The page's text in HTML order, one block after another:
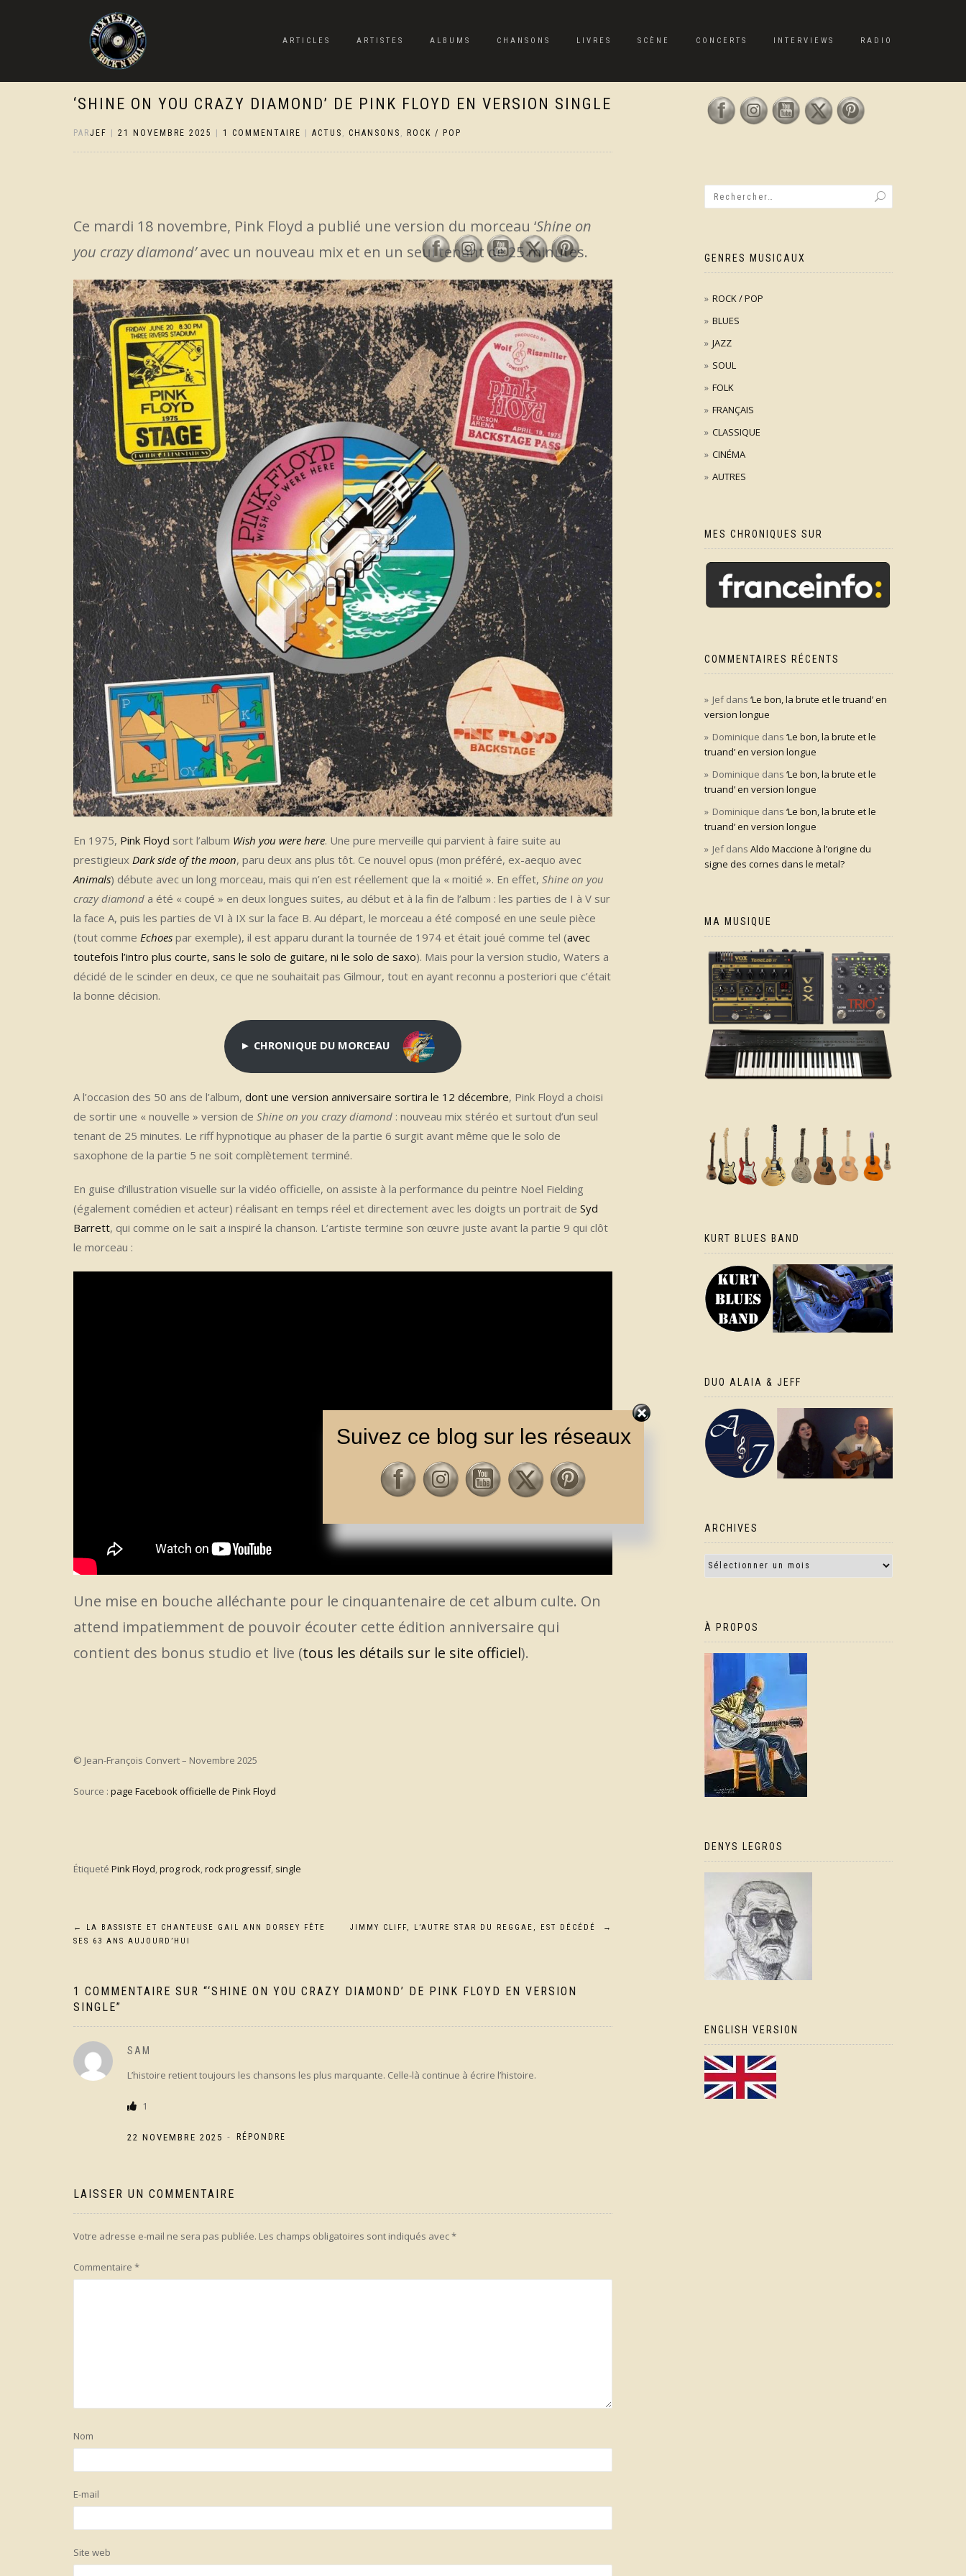
ARTICLES ARTISTES ALBUMS CHANSONS LIVRES SCÈNE CONCERTS INTERVIEWS RADIO
‘SHINE ON YOU CRAZY DIAMOND’ DE PINK FLOYD EN VERSION SINGLE
PARJEF 21 NOVEMBRE 2025 1 COMMENTAIRE ACTUS , CHANSONS , ROCK / POP
Ce mardi 18 novembre, Pink Floyd a publié une version du morceau ‘Shine on
you crazy diamond’avec un nouveau mix et en un seul tenant de 25 minutes.
En 1975, Pink Floyd sort l’album Wish you were here. Une pure merveille qui parvient à faire suite au
prestigieux Dark side of the moon, paru deux ans plus tôt. Ce nouvel opus (mon préféré, ex-aequo avec
Animals) débute avec un long morceau, mais qui n’en est réellement que la « moitié ». En effet, Shine on you
crazy diamond a été « coupé » en deux longues suites, au début et à la fin de l’album : les parties de I à V sur
la face A, puis les parties de VI à IX sur la face B. Au départ, le morceau a été composé en une seule pièce
(tout comme Echoes par exemple), il est apparu durant la tournée de 1974 et était joué comme tel (avec
toutefois l’intro plus courte, sans le solo de guitare, ni le solo de saxo). Mais pour la version studio, Waters a
décidé de le scinder en deux, ce que ne souhaitait pas Gilmour, tout en ayant reconnu a posteriori que c’était
la bonne décision.
► CHRONIQUE DU MORCEAU
A l’occasion des 50 ans de l’album, dont une version anniversaire sortira le 12 décembre, Pink Floyd a choisi
de sortir une « nouvelle » version de Shine on you crazy diamond : nouveau mix stéréo et surtout d’un seul
tenant de 25 minutes. Le riff hypnotique au phaser de la partie 6 surgit avant même que le solo de
saxophone de la partie 5 ne soit complètement terminé.
En guise d’illustration visuelle sur la vidéo officielle, on assiste à la performance du peintre Noel Fielding
(également comédien et acteur) réalisant en temps réel et directement avec les doigts un portrait de Syd
Barrett, qui comme on le sait a inspiré la chanson. L’artiste termine son œuvre juste avant la partie 9 qui clôt
le morceau :
Une mise en bouche alléchante pour le cinquantenaire de cet album culte. On
attend impatiemment de pouvoir écouter cette édition anniversaire qui
contient des bonus studio et live (tous les détails sur le site officiel).
© Jean-François Convert – Novembre 2025
Source : page Facebook officielle de Pink Floyd
Étiqueté Pink Floyd,prog rock,rock progressif, single
Navigation
l’article
←
LA BASSISTE ET CHANTEUSE GAIL ANN DORSEY FÊTE
SES 63 ANS AUJOURD’HUI
JIMMY CLIFF, L’AUTRE STAR DU REGGAE, EST DÉCÉDÉ →
1 COMMENTAIRE SUR “‘SHINE ON YOU CRAZY DIAMOND’ DE PINK FLOYD EN VERSION
SINGLE”
SAM
L’histoire retient toujours les chansons les plus marquante. Celle-là continue à écrire l’histoire.
1
22 NOVEMBRE 2025 - RÉPONDRE
LAISSER UN COMMENTAIRE
Votre adresse e-mail ne sera pas publiée. Les champs obligatoires sont indiqués avec*
Commentaire *
Nom
E-mail
Site web
GENRES MUSICAUX
ROCK / POP
BLUES
JAZZ
SOUL
FOLK
FRANÇAIS
CLASSIQUE
CINÉMA
AUTRES
MES CHRONIQUES SUR
COMMENTAIRES RÉCENTS
Jefdans ‘Le bon, la brute et le truand’ en
version longue
Dominique dans ‘Le bon, la brute et le
truand’ en version longue
Dominique dans ‘Le bon, la brute et le
truand’ en version longue
Dominique dans ‘Le bon, la brute et le
truand’ en version longue
Jefdans Aldo Maccione à l’origine du
signe des cornes dans le metal?
MA MUSIQUE
KURT BLUES BAND
DUO ALAIA & JEFF
ARCHIVES
À PROPOS
DENYS LEGROS
ENGLISH VERSION
Suivez ce blog sur les réseaux